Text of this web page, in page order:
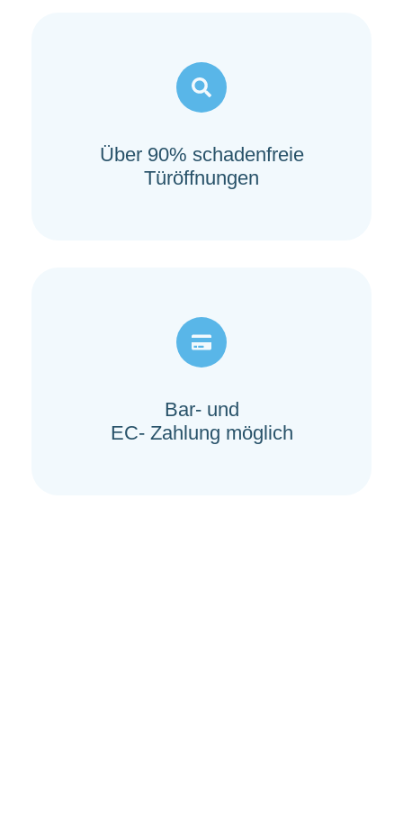
Über 90% schadenfreie
Türöffnungen
Bar- und
EC- Zahlung möglich